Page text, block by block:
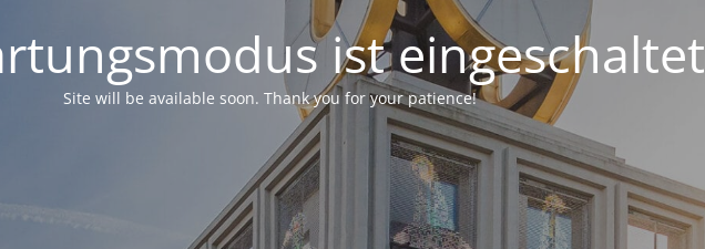
ist eingeschaltet
Site will be available soon. Thank you for your patience!